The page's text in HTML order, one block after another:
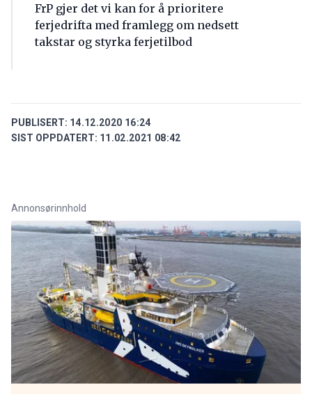
FrP gjer det vi kan for å prioritere
ferjedrifta med framlegg om nedsett
takstar og styrka ferjetilbod
PUBLISERT: 14.12.2020 16:24
SIST OPPDATERT: 11.02.2021 08:42
Annonsørinnhold